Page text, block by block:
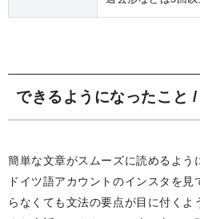
できるようになったこと
簡単な文章がスムーズに読めるよう
ドイツ語アカウントのインスタを
らなくても文法の要点が目に付くよ